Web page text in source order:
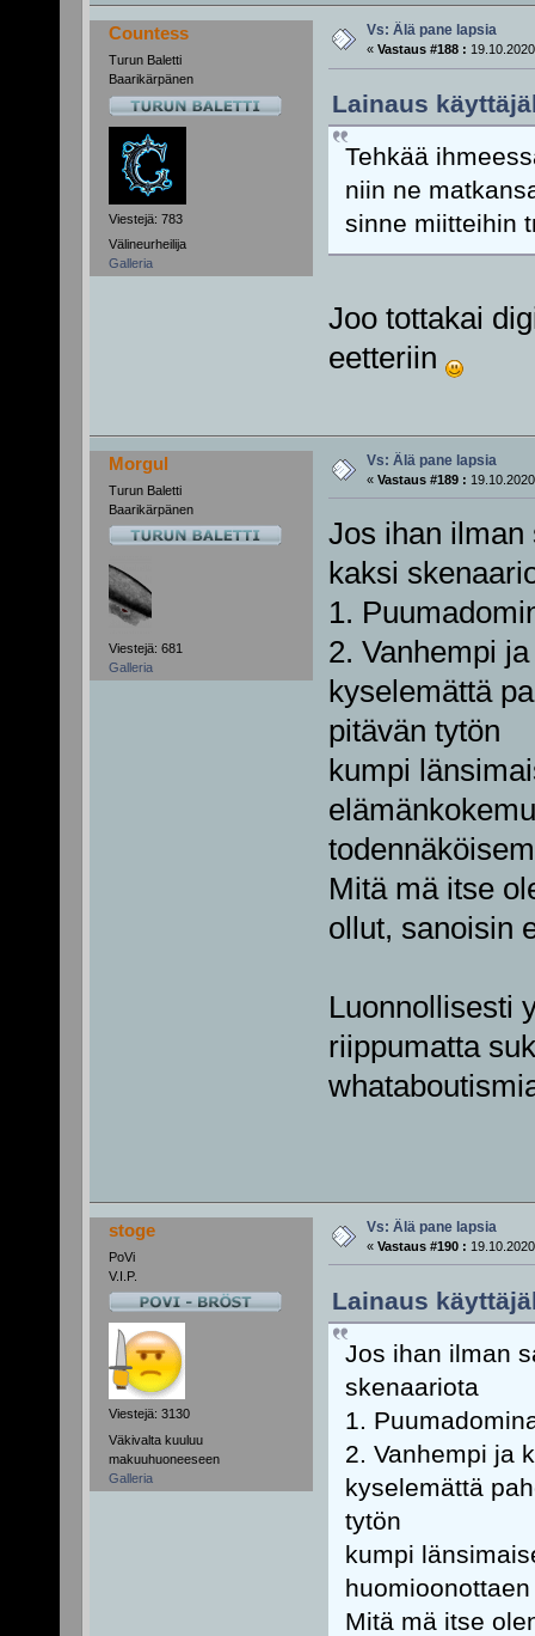
Countess
Turun Baletti
Baarikärpänen
Viestejä: 783
Välineurheilija
Galleria
Vs: Älä pane lapsia
« Vastaus #188 :
Lainaus
Tehkää
niin ne
sinne miitteihin
Joo tottakai
eetteriin
Morgul
Turun Baletti
Baarikärpänen
Viestejä: 681
Galleria
Vs: Älä pane lapsia
« Vastaus #189 :
Jos ihan ilman
kaksi
1.
2. Vanhempi
kyselemättä
pitävän tytön
kumpi
Mitä mä itse
ollut, sanoisin
Luonnollisesti
riippumatta
stoge
PoVi
V.I.P.
Viestejä: 3130
Väkivalta kuuluu
makuuhuoneeseen
Galleria
Vs: Älä pane lapsia
« Vastaus #190 :
Lainaus
Jos ihan ilman
skenaariota
1.
2. Vanhempi ja
kyselemättä
tytön
kumpi
Mitä mä itse